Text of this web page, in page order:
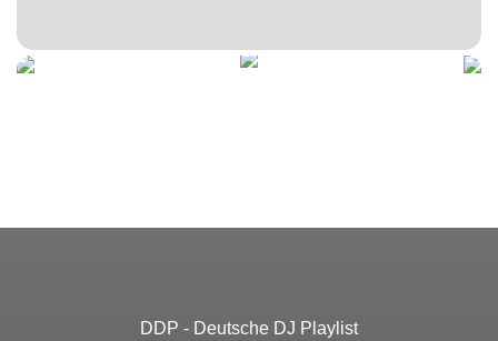
DDP - Deutsche DJ Playlist